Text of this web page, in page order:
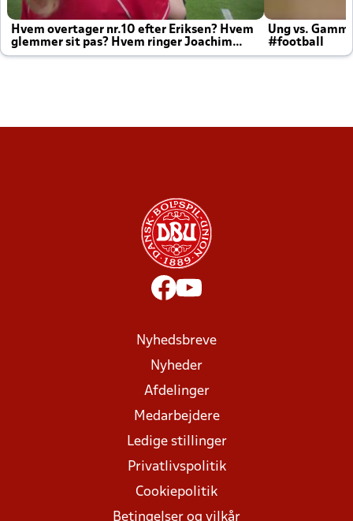
Hvem overtager nr.10 efter Eriksen? Hvem
glemmer sit pas? Hvem ringer Joachim
altid til efter kampe?
Ung vs.
#football
Nyhedsbreve
Nyheder
Afdelinger
Medarbejdere
Ledige stillinger
Privatlivspolitik
Cookiepolitik
Betingelser og vilkår